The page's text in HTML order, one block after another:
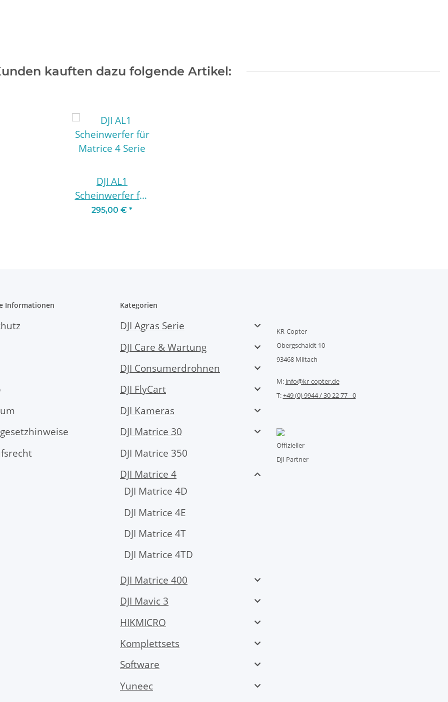
kauften dazu folgende Artikel:
DJI AL1
Scheinwerfer für
Matrice 4 Serie
295,00 € *
Informationen Kategorien
DJI Agras Serie
DJI Care & Wartung
DJI Consumerdrohnen
DJI FlyCart
DJI Kameras
DJI Matrice 30
DJI Matrice 350
DJI Matrice 4
DJI Matrice 4D
DJI Matrice 4E
DJI Matrice 4T
DJI Matrice 4TD
DJI Matrice 400
DJI Mavic 3
HIKMICRO
Komplettsets
Software
Yuneec
KR-Copter
Obergschaidt 10
93468 Miltach
M: info@kr-copter.de
T:+49 (0) 9944 / 30 22 77 - 0
Offizieller
DJI Partner